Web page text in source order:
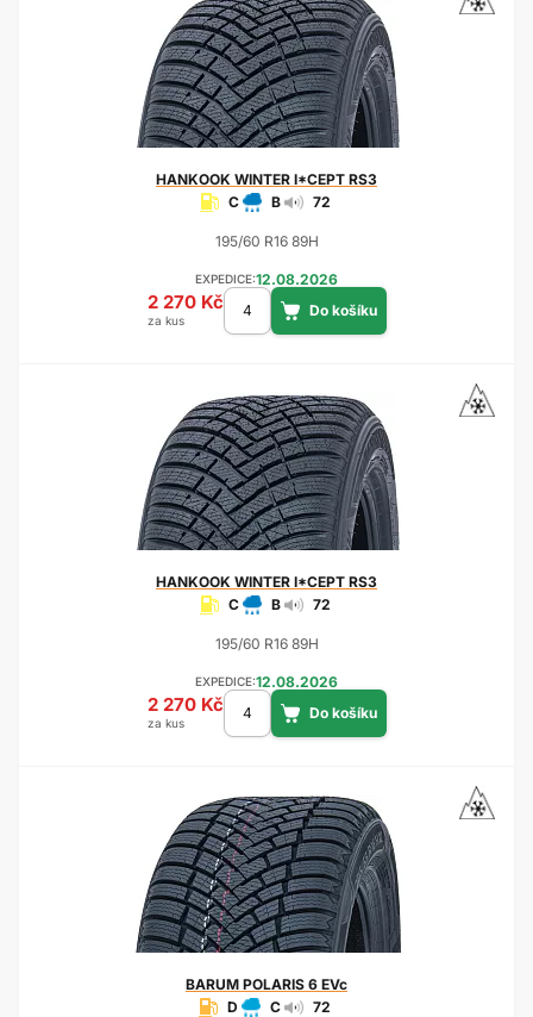
HANKOOK WINTER I*CEPT RS3
C
B 72
195/60 R16 89H
EXPEDICE:12.08.2026
2 270 Kč
za kus
HANKOOK WINTER I*CEPT RS3
C
B 72
195/60 R16 89H
EXPEDICE:12.08.2026
2 270 Kč
za kus
BARUM POLARIS 6 EVc
D
C 72